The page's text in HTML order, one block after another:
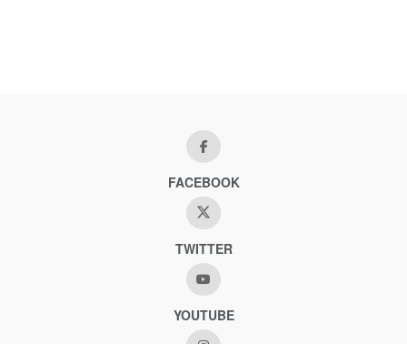
FACEBOOK
TWITTER
YOUTUBE